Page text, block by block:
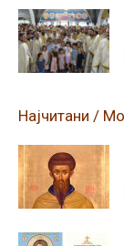
Најчитани /